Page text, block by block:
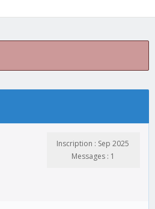
Inscription : Sep 2025
Messages : 1